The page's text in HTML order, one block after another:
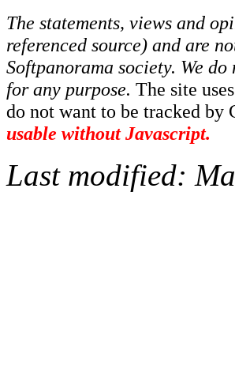
The statements, views and
referenced source) and are
Softpanorama society. We
for any purpose. The site
do not want to be tracked by
usable without Javascript.
Last modified: